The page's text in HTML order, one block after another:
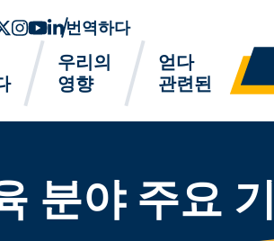
스북
위터-x
인스 타 그램
유튜브
링크드인
번역하다
우리의
영향
얻다
관련된
분야 주요